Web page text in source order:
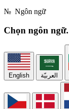
№ Ngôn ngữ
Chọn ngôn ngữ.
English العربيّة